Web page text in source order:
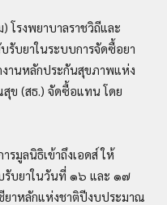
งพยาบาลราชวิถีและ
รับยาในระบบการจัดซื้อยา
งานหลักประกันสุขภาพแห่ง
สุข (สธ.) จัดซื้อแทน โดย
ลนิธิเข้าถึงเอดส์ ให้
รับยาในวันที่ ๑๖ และ ๑๗
าหลักแห่งชาติปีงบประมาณ